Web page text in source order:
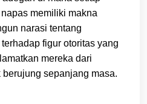
memiliki makna
narasi tentang
figur otoritas yang
mereka dari
sepanjang masa.